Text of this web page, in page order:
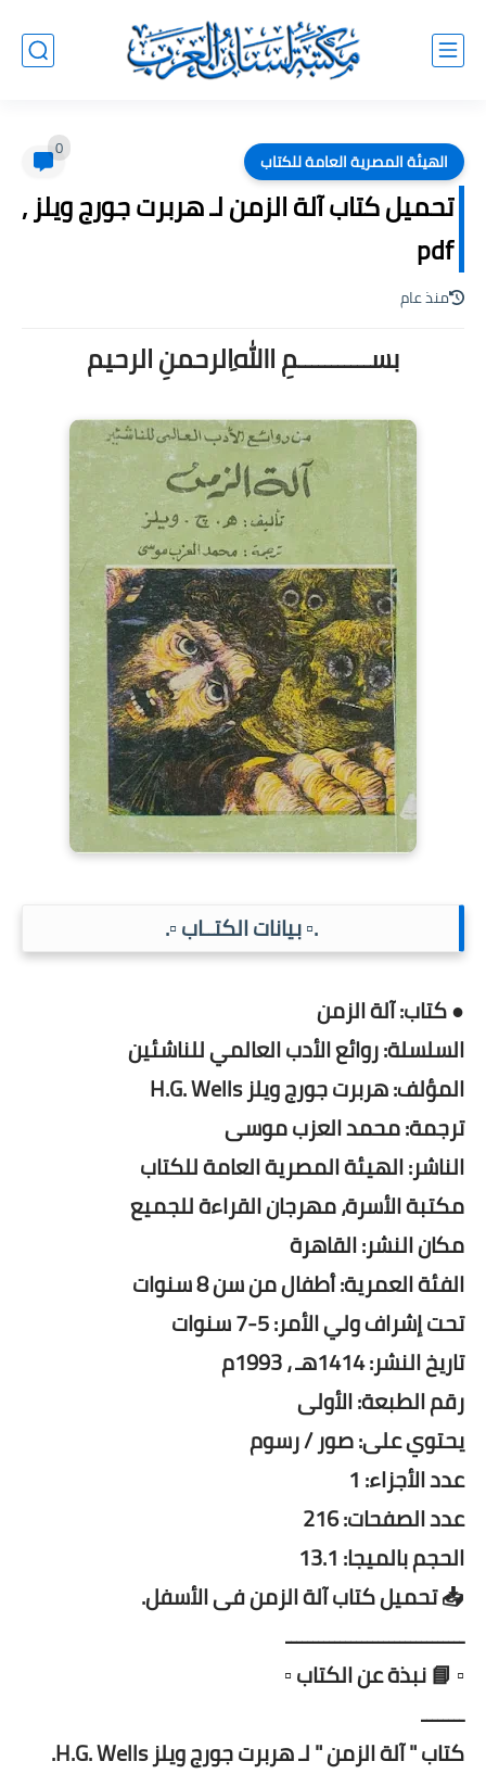
الهيئة المصرية العامة للكتاب 0
تحميل كتاب آلة الزمن لـ هربرت جورج ويلز ,
pdf
منذ عام
بســـــــــــمِ اﷲِالرحمنِ الرحيم
.▫️ بيانات الكتــاب ▫️.
● كتاب: آلة الزمن
السلسلة: روائع الأدب العالمي للناشئين
المؤلف: هربرت جورج ويلز H.G. Wells
ترجمة: محمد العزب موسى
الناشر: الهيئة المصرية العامة للكتاب
مكتبة الأسرة، مهرجان القراءة للجميع
مكان النشر: القاهرة
الفئة العمرية: أطفال من سن 8 سنوات
تحت إشراف ولي الأمر: 5-7 سنوات
تاريخ النشر: 1414هـ ، 1993م
رقم الطبعة: الأولى
يحتوي على: صور / رسوم
عدد الأجزاء: 1
عدد الصفحات: 216
الحجم بالميجا: 13.1
📥 تحميل كتاب آلة الزمن فى الأسفل.
ـــــــــــــــــــــــــــــــــ
▫️ 📘 نبذة عن الكتاب ▫️
ــــــــ
كتاب " آلة الزمن " لـ هربرت جورج ويلز H.G. Wells.